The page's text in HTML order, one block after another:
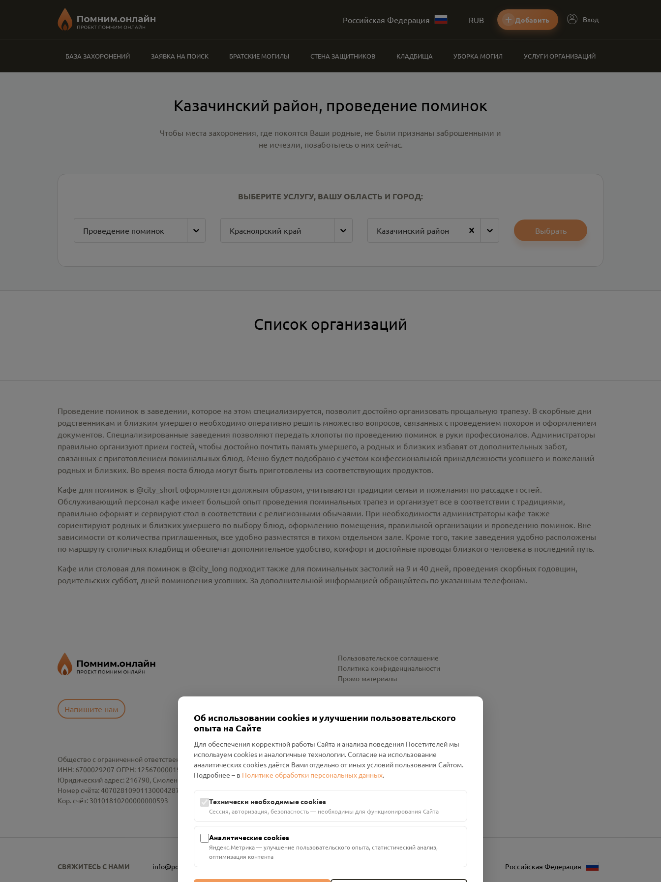
Российская Федерация RUB Добавить Вход
БАЗА ЗАХОРОНЕНИЙ ЗАЯВКА НА ПОИСК БРАТСКИЕ МОГИЛЫ СТЕНА ЗАЩИТНИКОВ КЛАДБИЩА УБОРКА МОГИЛ УСЛУГИ ОРГАНИЗАЦИЙ
Казачинский район, проведение поминок
Чтобы места захоронения, где покоятся Ваши родные, не были признаны заброшенными и
не исчезли, позаботьтесь о них сейчас.
ВЫБЕРИТЕ УСЛУГУ, ВАШУ ОБЛАСТЬ И ГОРОД:
Проведение поминок Красноярский край Казачинский район Выбрать
Список организаций
Проведение поминок в заведении, которое на этом специализируется, позволит достойно организовать прощальную трапезу. В скорбные дни
родственникам и близким умершего необходимо оперативно решить множество вопросов, связанных с проведением похорон и оформлением
документов. Специализированные заведения позволяют передать хлопоты по проведению поминок в руки профессионалов. Администраторы
правильно организуют прием гостей, чтобы достойно почтить память умершего, а родных и близких избавят от дополнительных забот,
связанных с приготовлением поминальных блюд. Меню будет подобрано с учетом конфессиональной принадлежности усопшего и пожеланий
родных и близких. Во время поста блюда могут быть приготовлены из соответствующих продуктов.
Кафе для поминок в @city_short оформляется должным образом, учитываются традиции семьи и пожелания по рассадке гостей.
Обслуживающий персонал кафе имеет большой опыт проведения поминальных трапез и организует все в соответствии с традициями,
правильно оформят и сервируют стол в соответствии с религиозными обычаями. При необходимости администраторы кафе также
сориентируют родных и близких умершего по выбору блюд, оформлению помещения, правильной организации и проведению поминок. Вне
зависимости от количества приглашенных, все удобно разместятся в тихом отдельном зале. Кроме того, такие заведения удобно расположены
по маршруту столичных кладбищ и обеспечат дополнительное удобство, комфорт и достойные проводы близкого человека в последний путь.
Кафе или столовая для поминок в @city_long подходит также для поминальных застолий на 9 и 40 дней, проведения скорбных годовщин,
родительских суббот, дней поминовения усопших. За дополнительной информацией обращайтесь по указанным телефонам.
Напишите нам
Пользовательское соглашение
Политика конфиденциальности
Промо-материалы
Общество с ограниченной ответственностью «Смоленский Проект Помним»
ИНН: 6700029207 ОГРН: 1256700001986
Юридический адрес: 216790, Смоленская область, р-н Руднянский, г. Рудня, улица Западная, д. 26А, пом. 18
Номер счёта: 40702810901130004287 в АО "АЛЬФА-БАНК"
Кор. счёт: 30101810200000000593
СВЯЖИТЕСЬ С НАМИ info@pomnim.online Российская Федерация
Об использовании cookies и улучшении пользовательского
опыта на Сайте
Для обеспечения корректной работы Сайта и анализа поведения Посетителей мы
используем cookies и аналогичные технологии. Согласие на использование
аналитических cookies даётся Вами отдельно от иных условий пользования Сайтом.
Подробнее – в Политике обработки персональных данных.
Технически необходимые cookies
Сессия, авторизация, безопасность — необходимы для функционирования Сайта
Аналитические cookies
Яндекс.Метрика — улучшение пользовательского опыта, статистический анализ,
оптимизация контента